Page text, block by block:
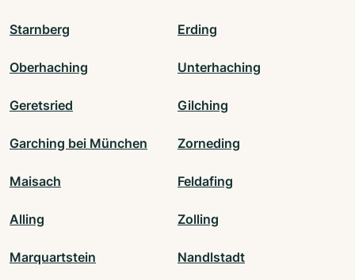
Starnberg Erding
Oberhaching Unterhaching
Geretsried Gilching
Garching bei München Zorneding
Maisach Feldafing
Alling Zolling
Marquartstein Nandlstadt